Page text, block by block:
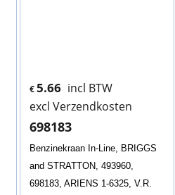
€5.66 incl BTW
excl Verzendkosten
698183
Benzinekraan In-Line, BRIGGS
and STRATTON, 493960,
698183, ARIENS 1-6325, V.R.